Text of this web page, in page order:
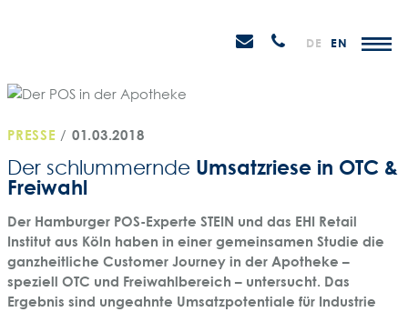
Email Anrufen
DE EN
PRESSE / 01.03.2018
Der schlummernde Umsatzriese in OTC &
Freiwahl
Der Hamburger POS-Experte STEIN und das EHI Retail
Institut aus Köln haben in einer gemeinsamen Studie die
ganzheitliche Customer Journey in der Apotheke –
speziell OTC und Freiwahlbereich – untersucht. Das
Ergebnis sind ungeahnte Umsatzpotentiale für Industrie